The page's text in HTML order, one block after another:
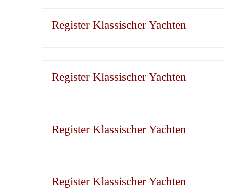
Register Klassischer Yachten
Register Klassischer Yachten
Register Klassischer Yachten
Register Klassischer Yachten